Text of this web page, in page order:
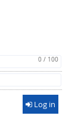
0 / 100
Log in